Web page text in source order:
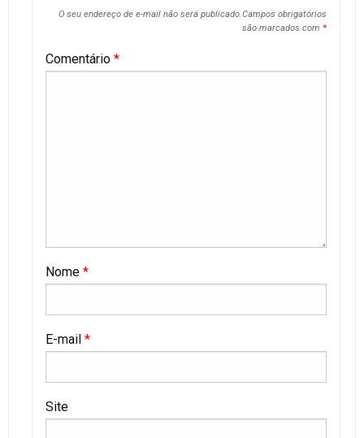
O seu endereço de e-mail não será publicado.Campos obrigatórios
são marcados com *
Comentário *
Nome *
E-mail *
Site